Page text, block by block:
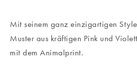
Mit seinem ganz einzigartigen
Muster aus kräftigen Pink und
mit dem Animalprint.